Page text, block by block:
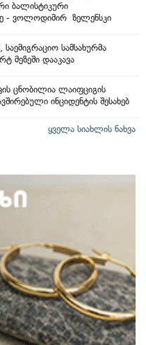
ბალისტიკური
- ვოლოდიმირ ზელენსკი
სამსახურმა
დააკავა
ცნობილია ლაიფციგის
ინციდენტის შესახებ
ყველა სიახლის ნახვა